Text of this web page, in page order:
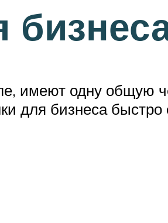
имеют одну общую
для бизнеса быстро